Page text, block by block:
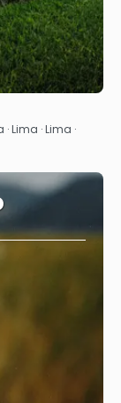
Lima · Lima ·